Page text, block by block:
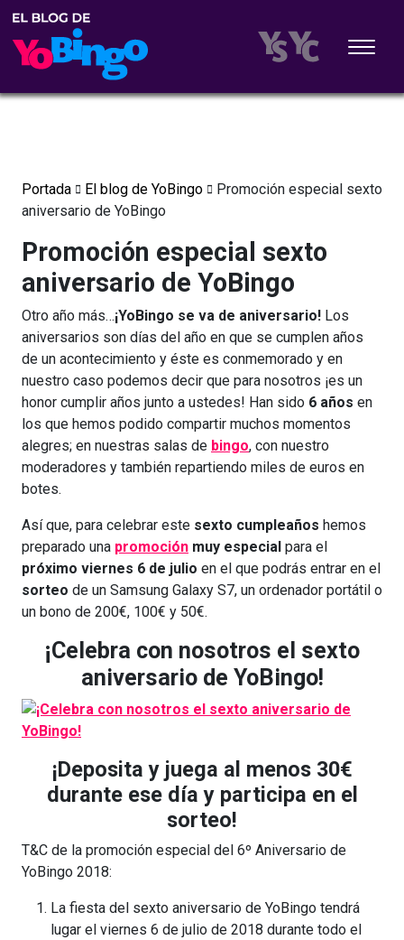
Portada El blog de YoBingo
Promoción especial sexto
aniversario de YoBingo
Promoción especial sexto
aniversario de YoBingo
Otro año más…¡YoBingo se va de aniversario! Los
aniversarios son días del año en que se cumplen años
de un acontecimiento y éste es conmemorado y en
nuestro caso podemos decir que para nosotros ¡es un
honor cumplir años junto a ustedes! Han sido 6 años en
los que hemos podido compartir muchos momentos
alegres; en nuestras salas de bingo, con nuestro
moderadores y también repartiendo miles de euros en
botes.
Así que, para celebrar este sexto cumpleaños hemos
preparado una promoción muy especial para el
próximo viernes 6 de julio en el que podrás entrar en el
sorteo de un Samsung Galaxy S7, un ordenador portátil o
un bono de 200€, 100€ y 50€.
¡Celebra con nosotros el sexto
aniversario de YoBingo!
¡Deposita y juega al menos 30€
durante ese día y participa en el
sorteo!
T&C de la promoción especial del 6º Aniversario de
YoBingo 2018:
La fiesta del sexto aniversario de YoBingo tendrá
lugar el viernes 6 de julio de 2018 durante todo el